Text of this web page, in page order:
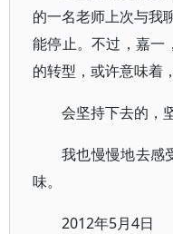
的一名老师上次与我
能停止。不过，嘉一
的转型，或许意味着
会坚持下去的，
我也慢慢地去感
味。
2012年5月4日